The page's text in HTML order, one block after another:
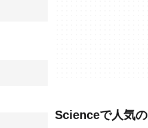
Scienceで人気の